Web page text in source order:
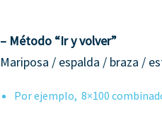
– Método “Ir y volver”
Mariposa / espalda / braza /
Por ejemplo, 8×100